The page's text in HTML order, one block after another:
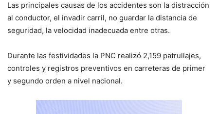
Las principales causas de los accidentes son la distracción
al conductor, el invadir carril, no guardar la distancia de
seguridad, la velocidad inadecuada entre otras.
Durante las festividades la PNC realizó 2,159 patrullajes,
controles y registros preventivos en carreteras de primer
y segundo orden a nivel nacional.